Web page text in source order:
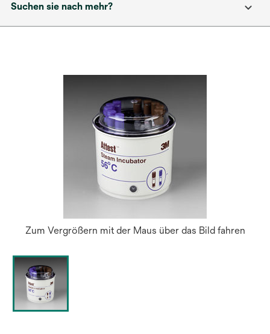
Suchen sie nach mehr?
Zum Vergrößern mit der Maus über das Bild fahren